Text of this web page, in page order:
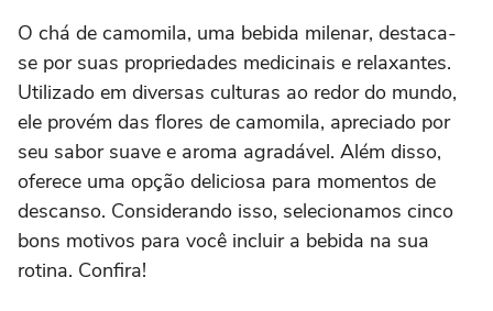
O chá de camomila, uma bebida milenar, destaca-
se por suas propriedades medicinais e relaxantes.
Utilizado em diversas culturas ao redor do mundo,
ele provém das flores de camomila, apreciado por
seu sabor suave e aroma agradável. Além disso,
oferece uma opção deliciosa para momentos de
descanso. Considerando isso, selecionamos cinco
bons motivos para você incluir a bebida na sua
rotina. Confira!